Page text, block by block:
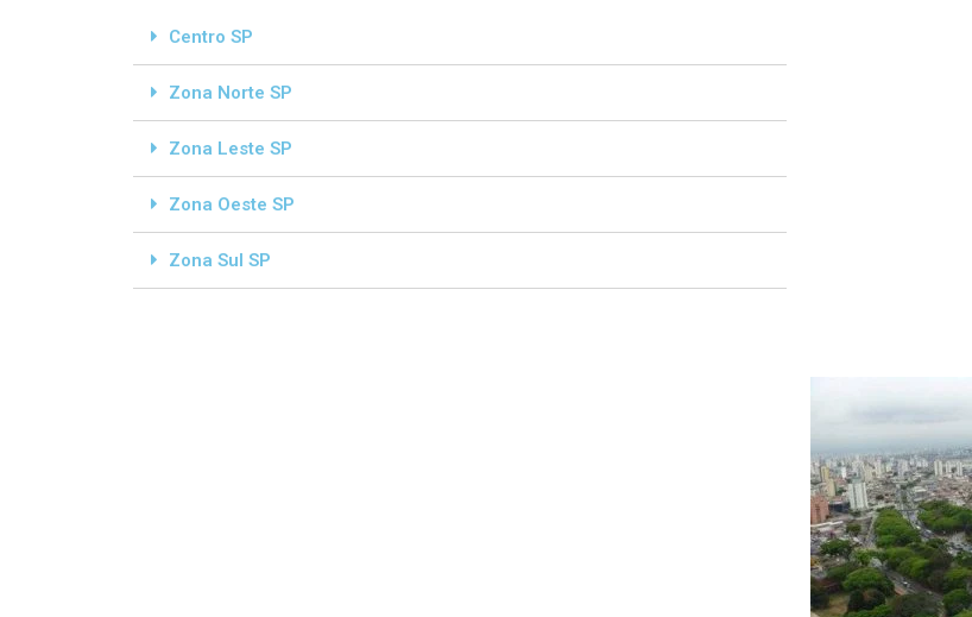
Centro SP
Zona Norte SP
Zona Leste SP
Zona Oeste SP
Zona Sul SP